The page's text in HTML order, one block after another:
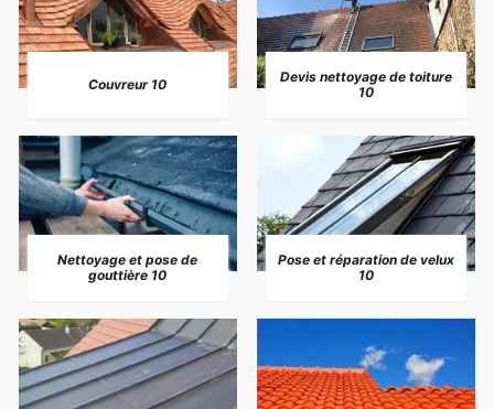
Couvreur 10
Devis nettoyage de toiture
10
Nettoyage et pose de
gouttière 10
Pose et réparation de velux
10